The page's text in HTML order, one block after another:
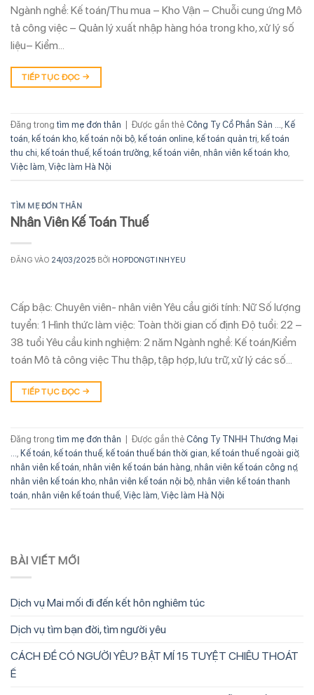
Ngành nghề: Kế toán/Thu mua – Kho Vận – Chuỗi cung ứng Mô
tả công việc – Quản lý xuất nhập hàng hóa trong kho, xử lý số
liệu– Kiểm…
TIẾP TỤC ĐỌC →
Đăng trong tìm mẹ đơn thân Được gắn thẻ Công Ty Cổ Phần Sản ..., Kế
toán, kế toán kho, kế toán nội bộ, kế toán online, kế toán quản trị, kế toán
thu chi, kế toán thuế, kế toán trưởng, kế toán viên, nhân viên kế toán kho,
Việc làm, Việc làm Hà Nội
TÌM MẸ ĐƠN THÂN
Nhân Viên Kế Toán Thuế
ĐĂNG VÀO 24/03/2025 BỞI HOPDONGTINHYEU
Cấp bậc: Chuyên viên- nhân viên Yêu cầu giới tính: Nữ Số lượng
tuyển: 1 Hình thức làm việc: Toàn thời gian cố định Độ tuổi: 22 –
38 tuổi Yêu cầu kinh nghiệm: 2 năm Ngành nghề: Kế toán/Kiểm
toán Mô tả công việc Thu thập, tập hợp, lưu trữ, xử lý các số…
TIẾP TỤC ĐỌC →
Đăng trong tìm mẹ đơn thân Được gắn thẻ Công Ty TNHH Thương Mại
Kế toán kế toán thuế kế toán thuế bán thời gian kế toán thuế ngoài giờ,
nhân viên kế toán nhân viên kế toán bán hàng nhân viên kế toán công nợ,
nhân viên kế toán kho nhân viên kế toán nội bộ nhân viên kế toán thanh
toán nhân viên kế toán thuế Việc làm Việc làm Hà Nội
BÀI VIẾT MỚI
Dịch vụ Mai mối đi đến kết hôn nghiêm túc
Dịch vụ tìm bạn đời, tìm người yêu
CÁCH ĐỂ CÓ NGƯỜI YÊU? BẬT MÍ 15 TUYỆT CHIÊU THOÁT
Ế